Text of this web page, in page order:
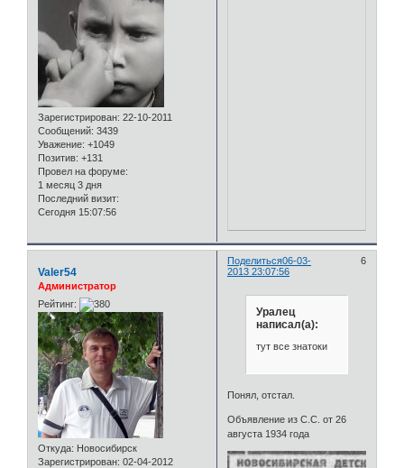
Зарегистрирован: 22-10-2011
Сообщений: 3439
Уважение: +1049
Позитив: +131
Провел на форуме:
1 месяц 3 дня
Последний визит:
Сегодня 15:07:56
Поделиться 6
06-03-
2013 23:07:56
Valer54
Администратор
Рейтинг:
Откуда: Новосибирск
Зарегистрирован: 02-04-2012
Уралец
написал(а):
тут все знатоки
Понял, отстал.
Объявление из С.С. от 26
августа 1934 года